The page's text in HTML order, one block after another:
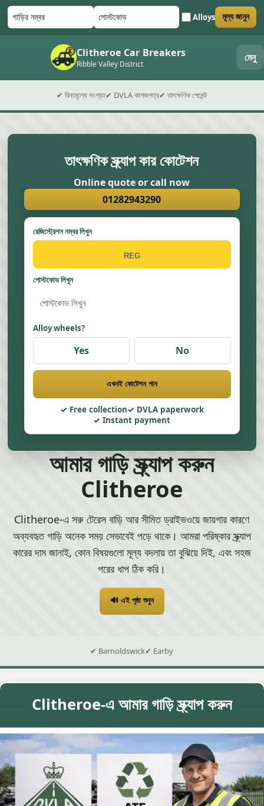
গাড়ির নম্বর
পোস্টকোড Alloys
ফর্ম জমা দিন মূল্য জানুন
Clitheroe Car Breakers
Ribble Valley District মেনু
✔ বিনামূল্যে সংগ্রহ✔ DVLA কাগজপত্র✔ তাৎক্ষণিক পেমেন্ট
তাৎক্ষণিক স্ক্র্যাপ কার কোটেশন
Online quote or call now
01282943290
রেজিস্ট্রেশন নম্বর লিখুন
পোস্টকোড লিখুন
Alloy wheels?
Yes No
এখনই কোটেশন পান
Free collection
DVLA paperwork
Instant payment
আমার গাড়ি স্ক্র্যাপ করুন
Clitheroe
Clitheroe-এ সরু টেরেস বাড়ি আর সীমিত ড্রাইভওয়ে জায়গার কারণে
অব্যবহৃত গাড়ি অনেক সময় সেভাবেই পড়ে থাকে। আমরা পরিষ্কার স্ক্র্যাপ
কারের দাম জানাই, কোন বিষয়গুলো মূল্য বদলায় তা বুঝিয়ে দিই, এবং সহজ
পরের ধাপ ঠিক করি।
🔊 এই পৃষ্ঠা শুনুন
✔ Barnoldswick✔ Earby
Clitheroe-এ আমার গাড়ি স্ক্র্যাপ করুন